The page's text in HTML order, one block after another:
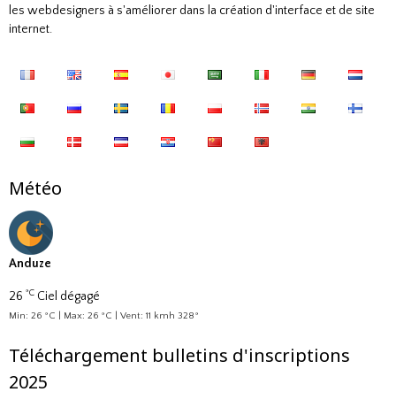
les webdesigners à s'améliorer dans la création d'interface et de site
internet.
Météo
Anduze
26 °C Ciel dégagé
Min: 26 °C | Max: 26 °C | Vent: 11 kmh 328°
Téléchargement bulletins d'inscriptions
2025